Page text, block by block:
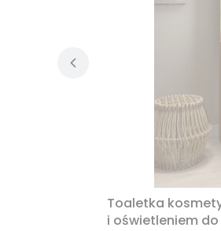
Toaletka
i oświetleniem